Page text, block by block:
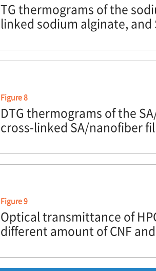
TG thermograms of the
linked sodium alginate,
Figure 8
DTG thermograms of the
cross-linked SA/nanofiber
Figure 9
Optical transmittance of
different amount of CNF